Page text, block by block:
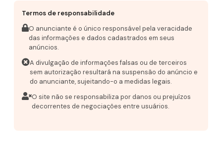
Termos de responsabilidade
O anunciante é o único responsável pela veracidade
das informações e dados cadastrados em seus
anúncios.
A divulgação de informações falsas ou de terceiros
sem autorização resultará na suspensão do anúncio e
do anunciante, sujeitando-o a medidas legais.
O site não se responsabiliza por danos ou prejuízos
decorrentes de negociações entre usuários.